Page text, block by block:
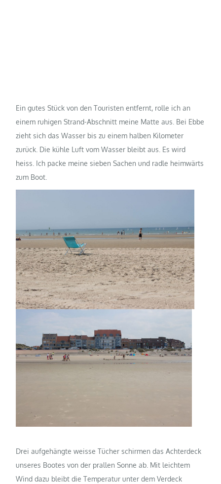
Ein gutes Stück von den Touristen entfernt, rolle ich an
einem ruhigen Strand-Abschnitt meine Matte aus. Bei Ebbe
zieht sich das Wasser bis zu einem halben Kilometer
zurück. Die kühle Luft vom Wasser bleibt aus. Es wird
heiss. Ich packe meine sieben Sachen und radle heimwärts
zum Boot.
Drei aufgehängte weisse Tücher schirmen das Achterdeck
unseres Bootes von der prallen Sonne ab. Mit leichtem
Wind dazu bleibt die Temperatur unter dem Verdeck